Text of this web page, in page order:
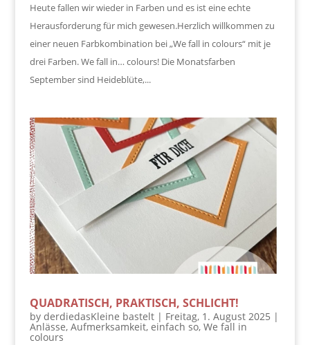
Heute fallen wir wieder in Farben und es ist eine echte
Herausforderung für mich gewesen.Herzlich willkommen zu
einer neuen Farbkombination bei „We fall in colours“ mit je
drei Farben. We fall in… colours! Die Monatsfarben
September sind Heideblüte,...
QUADRATISCH, PRAKTISCH, SCHLICHT!
by derdiedasKleine bastelt| Freitag, 1. August 2025 |
Anlässe, Aufmerksamkeit, einfach so, We fall in
colours